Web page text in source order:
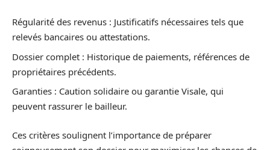
Régularité des revenus : Justificatifs nécessaires tels que
relevés bancaires ou attestations.
Dossier complet : Historique de paiements, références de
propriétaires précédents.
Garanties : Caution solidaire ou garantie Visale, qui
peuvent rassurer le bailleur.
Ces critères soulignent l’importance de préparer